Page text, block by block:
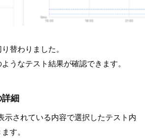
替わりました。
うなテスト結果が確認できます。
細
示されている内容で選択したテスト内
す。